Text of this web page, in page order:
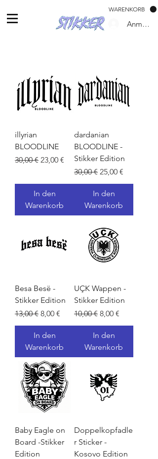
WARENKORB
Anmelden
illyrian
BLOODLINE
Standardpreis
30,00 € Sale-Preis
23,00 €
In den
Warenkorb
dardanian
BLOODLINE -
Stikker Edition
Standardpreis
30,00 € Sale-Preis
25,00 €
In den
Warenkorb
Besa Besë -
Stikker Edition
Standardpreis
13,00 € Sale-Preis
8,00 €
In den
Warenkorb
UÇK Wappen -
Stikker Edition
Standardpreis
10,00 € Sale-Preis
8,00 €
In den
Warenkorb
Baby Eagle on
Board -Stikker
Edition
Doppelkopfadle
r Sticker -
Kosovo Edition